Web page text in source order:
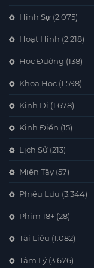
Hình Sự (2.075)
Hoạt Hình (2.218)
Học Đường (138)
Khoa Học (1.598)
Kinh Dị (1.678)
Kinh Điển (15)
Lịch Sử (213)
Miền Tây (57)
Phiêu Lưu (3.344)
Phim 18+ (28)
Tài Liệu (1.082)
Tâm Lý (3.676)